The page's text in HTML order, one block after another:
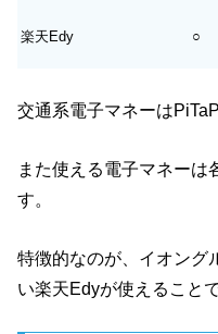
楽天Edy ○
交通系電子マネーは
また使える電子マネーは
す。
特徴的なのが、イオング
い楽天Edyが使えることで